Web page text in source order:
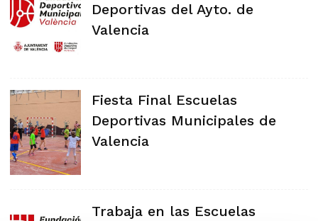
Deportivas del Ayto. de
Valencia
Fiesta Final Escuelas
Deportivas Municipales de
Valencia
Trabaja en las Escuelas